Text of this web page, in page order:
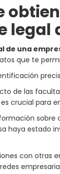
legal
de una
que te
de las
crucial para
sobre
haya estado
con otras